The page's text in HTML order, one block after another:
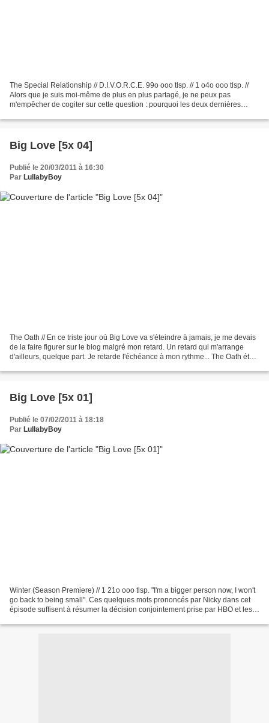
The Special Relationship // D.I.V.O.R.C.E. 99o ooo tlsp. // 1 o4o ooo tlsp. //
Alors que je suis moi-même de plus en plus partagé, je ne peux pas
m'empêcher de cogiter sur cette question : pourquoi les deux dernières
Big Love [5x 04]
Publié le 20/03/2011 à 16:30
Par LullabyBoy
The Oath // En ce triste jour où Big Love va s'éteindre à jamais, je me devais
de la faire figurer sur le blog malgré mon retard. Un retard qui m'arrange
d'ailleurs, quelque part. Je retarde l'échéance à mon rythme... The Oath était
Big Love [5x 01]
Publié le 07/02/2011 à 18:18
Par LullabyBoy
Winter (Season Premiere) // 1 21o ooo tlsp. "I'm a bigger person now, I won't
go back to being small". Ces quelques mots prononcés par Nicky dans cet
épisode suffisent à résumer la décision conjointement prise par HBO et les